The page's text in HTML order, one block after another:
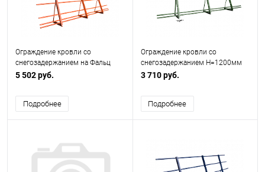
Ограждение кровли со
снегозадержанием на Фальц
H=1200мм L=3000мм Zn RAL
5 502 руб.
Подробнее
Ограждение кровли со
снегозадержанием H=1200мм
L=3000мм Эконом RAL 6002
3 710 руб.
Подробнее